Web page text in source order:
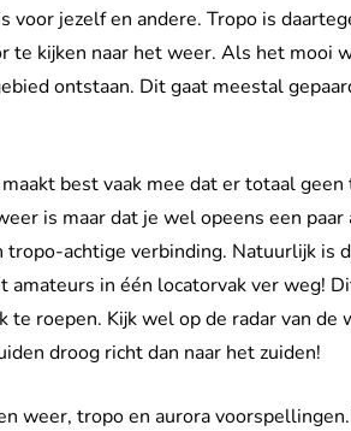
jezelf en andere. Tropo is
kijken naar het weer. Als het mooi
ontstaan. Dit gaat meestal
best vaak mee dat er totaal
is maar dat je wel opeens een
achtige verbinding. Natuurlijk is
amateurs in één locatorvak ver weg!
te roepen. Kijk wel op de radar van
droog richt dan naar het zuiden!
weer, tropo en aurora